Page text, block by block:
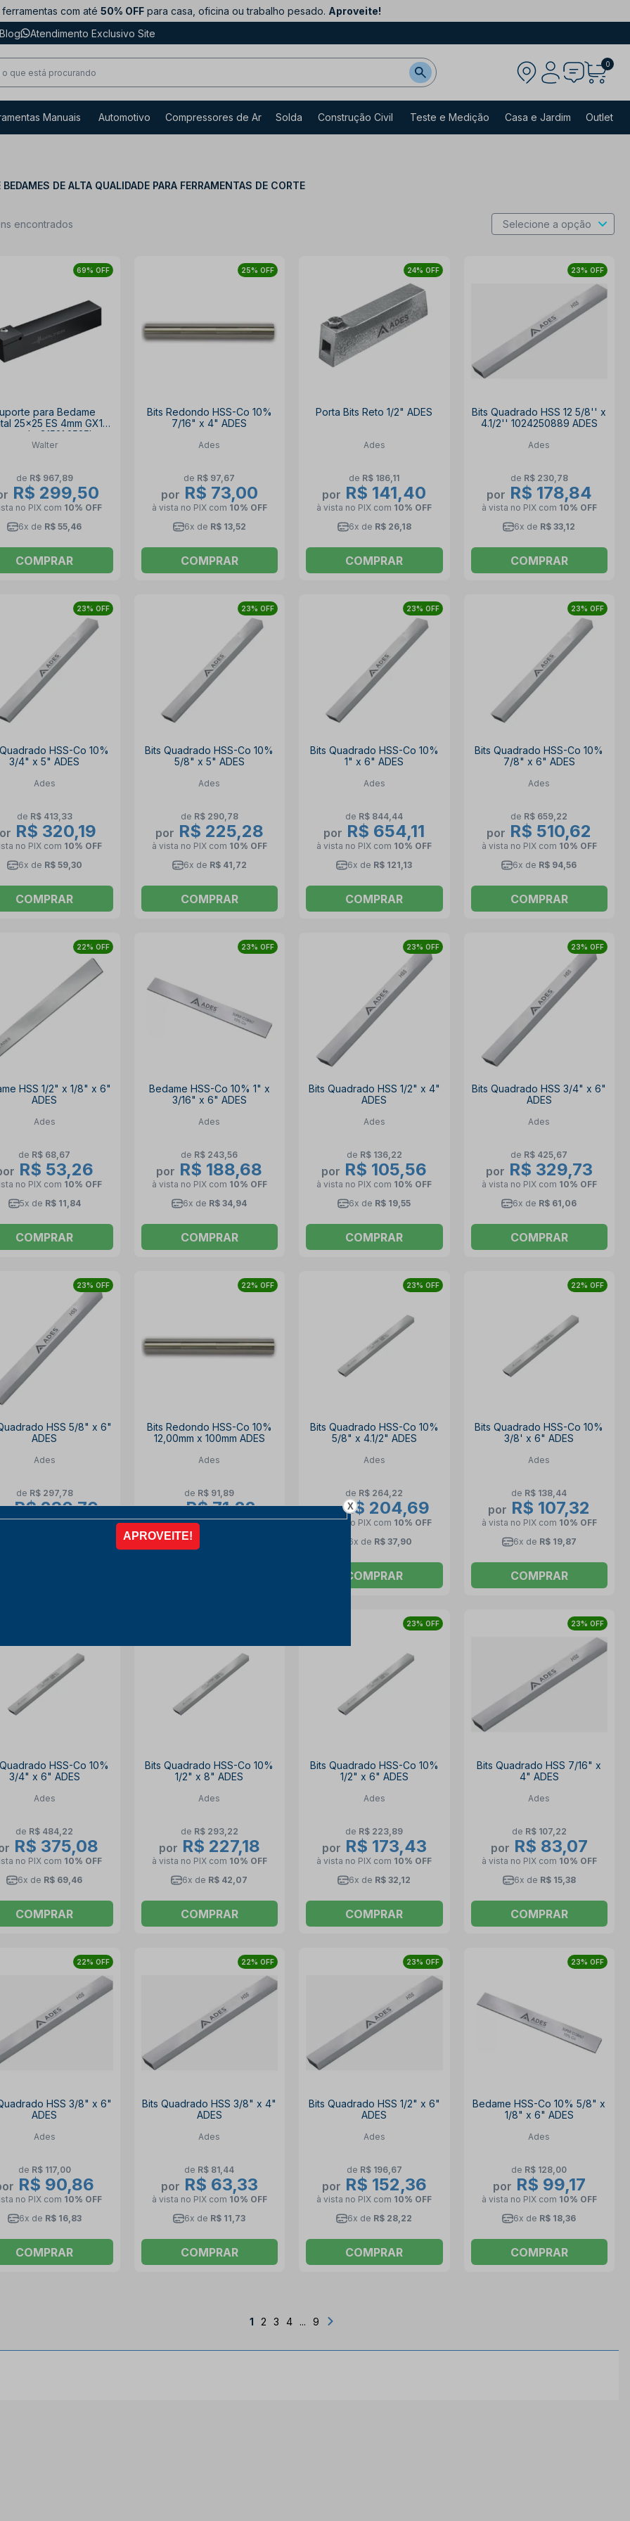
ferramentas com até 50% OFF para casa, oficina ou trabalho pesado. Aproveite!
Blog Atendimento Exclusivo Site
0
Manuais Automotivo Compressores de Ar Solda Construção Civil Teste e Medição Casa e Jardim Outlet
BEDAMES DE ALTA QUALIDADE PARA FERRAMENTAS DE CORTE
encontrados
69% OFF
para Bedame
25x25 ES 4mm GX16
G1521.2525L-
T4GX16 WALTER
Walter
de R$ 967,89
R$ 299,50
no PIX com 10% OFF
6x de R$ 55,46
COMPRAR
25% OFF
Bits Redondo HSS-Co 10%
7/16" x 4" ADES
Ades
de R$ 97,67
por R$ 73,00
à vista no PIX com 10% OFF
6x de R$ 13,52
COMPRAR
24% OFF
Porta Bits Reto 1/2" ADES
Ades
de R$ 186,11
por R$ 141,40
à vista no PIX com 10% OFF
6x de R$ 26,18
COMPRAR
23% OFF
Bits Quadrado HSS 12 5/8'' x
4.1/2'' 1024250889 ADES
Ades
de R$ 230,78
por R$ 178,84
à vista no PIX com 10% OFF
6x de R$ 33,12
COMPRAR
23% OFF
HSS-Co 10%
3/4" x 5" ADES
Ades
de R$ 413,33
R$ 320,19
no PIX com 10% OFF
6x de R$ 59,30
COMPRAR
23% OFF
Bits Quadrado HSS-Co 10%
5/8" x 5" ADES
Ades
de R$ 290,78
por R$ 225,28
à vista no PIX com 10% OFF
6x de R$ 41,72
COMPRAR
23% OFF
Bits Quadrado HSS-Co 10%
1" x 6" ADES
Ades
de R$ 844,44
por R$ 654,11
à vista no PIX com 10% OFF
6x de R$ 121,13
COMPRAR
23% OFF
Bits Quadrado HSS-Co 10%
7/8" x 6" ADES
Ades
de R$ 659,22
por R$ 510,62
à vista no PIX com 10% OFF
6x de R$ 94,56
COMPRAR
22% OFF
HSS 1/2" x 1/8" x 6"
ADES
Ades
de R$ 68,67
R$ 53,26
no PIX com 10% OFF
5x de R$ 11,84
COMPRAR
23% OFF
Bedame HSS-Co 10% 1" x
3/16" x 6" ADES
Ades
de R$ 243,56
por R$ 188,68
à vista no PIX com 10% OFF
6x de R$ 34,94
COMPRAR
23% OFF
Bits Quadrado HSS 1/2" x 4"
ADES
Ades
de R$ 136,22
por R$ 105,56
à vista no PIX com 10% OFF
6x de R$ 19,55
COMPRAR
23% OFF
Bits Quadrado HSS 3/4" x 6"
ADES
Ades
de R$ 425,67
por R$ 329,73
à vista no PIX com 10% OFF
6x de R$ 61,06
COMPRAR
23% OFF
HSS 5/8" x 6"
ADES
Ades
de R$ 297,78
R$ 230,70
no PIXcom10% OFF
22% OFF
Bits Redondo HSS-Co 10%
12,00mm x 100mm ADES
Ades
de R$ 91,89
porR$ 71,22
à vista no PIXcom10% OFF
6x de
23% OFF
Bits Quadrado HSS-Co 10%
5/8" x 4.1/2" ADES
Ades
de R$ 264,22
porR$ 204,69
à vista no PIX com 10% OFF
6x de R$ 37,90
COMPRAR
22% OFF
Bits Quadrado HSS-Co 10%
3/8' x 6" ADES
Ades
de R$ 138,44
por R$ 107,32
à vista no PIX com 10% OFF
6x de R$ 19,87
COMPRAR
HSS-Co 10%
3/4" x 6" ADES
Ades
de R$ 484,22
R$ 375,08
no PIX com 10% OFF
6x de R$ 69,46
COMPRAR
Bits Quadrado HSS-Co 10%
1/2" x 8" ADES
Ades
de R$ 293,22
por R$ 227,18
à vista no PIX com 10% OFF
6x de R$ 42,07
COMPRAR
23% OFF
Bits Quadrado HSS-Co 10%
1/2" x 6" ADES
Ades
de R$ 223,89
por R$ 173,43
à vista no PIX com 10% OFF
6x de R$ 32,12
COMPRAR
23% OFF
Bits Quadrado HSS 7/16" x
4" ADES
Ades
de R$ 107,22
por R$ 83,07
à vista no PIX com 10% OFF
6x de R$ 15,38
COMPRAR
22% OFF
HSS 3/8" x 6"
ADES
Ades
de R$ 117,00
R$ 90,86
no PIX com 10% OFF
6x de R$ 16,83
COMPRAR
22% OFF
Bits Quadrado HSS 3/8" x 4"
ADES
Ades
de R$ 81,44
por R$ 63,33
à vista no PIX com 10% OFF
6x de R$ 11,73
COMPRAR
23% OFF
Bits Quadrado HSS 1/2" x 6"
ADES
Ades
de R$ 196,67
por R$ 152,36
à vista no PIX com 10% OFF
6x de R$ 28,22
COMPRAR
23% OFF
Bedame HSS-Co 10% 5/8" x
1/8" x 6" ADES
Ades
de R$ 128,00
por R$ 99,17
à vista no PIX com 10% OFF
6x de R$ 18,36
COMPRAR
1 2 3 4 ... 9
X